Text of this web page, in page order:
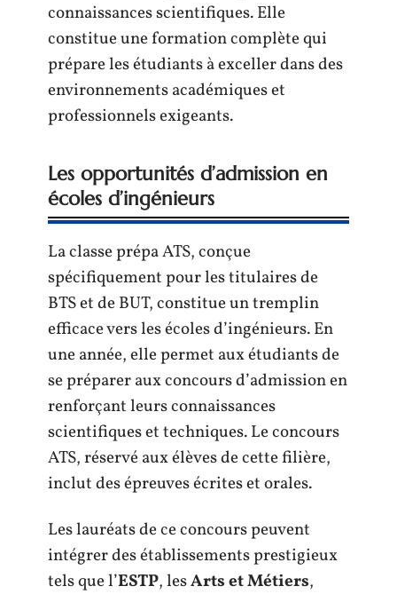
connaissances scientifiques. Elle
constitue une formation complète qui
prépare les étudiants à exceller dans des
environnements académiques et
professionnels exigeants.
Les opportunités d’admission en
écoles d’ingénieurs
La classe prépa ATS, conçue
spécifiquement pour les titulaires de
BTS et de BUT, constitue un tremplin
efficace vers les écoles d’ingénieurs. En
une année, elle permet aux étudiants de
se préparer aux concours d’admission en
renforçant leurs connaissances
scientifiques et techniques. Le concours
ATS, réservé aux élèves de cette filière,
inclut des épreuves écrites et orales.
Les lauréats de ce concours peuvent
intégrer des établissements prestigieux
tels que l’ESTP, lesArts et Métiers,